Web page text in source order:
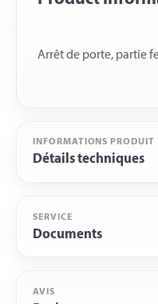
INFORMATIONS PRODUIT
Détails techniques
SERVICE
Documents
AVIS